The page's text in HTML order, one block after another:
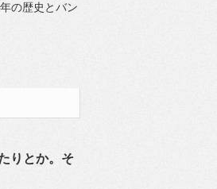
の歴史とバン
りとか。そ